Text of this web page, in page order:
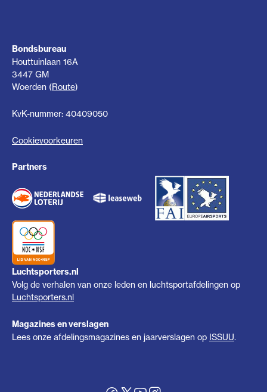
Bondsbureau
Houttuinlaan 16A
3447 GM
Woerden (Route)
KvK-nummer: 40409050
Cookievoorkeuren
Partners
Luchtsporters.nl
Volg de verhalen van onze leden en luchtsportafdelingen op
Luchtsporters.nl
Magazines en verslagen
Lees onze afdelingsmagazines en jaarverslagen op ISSUU.